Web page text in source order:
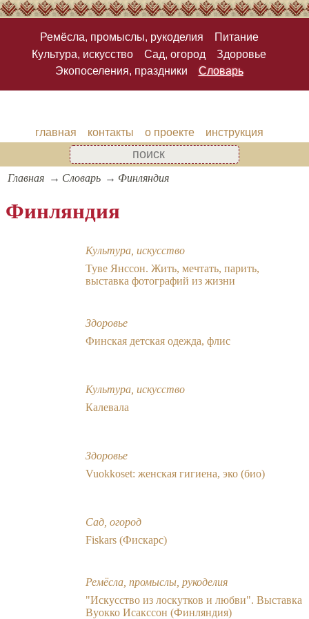
Ремёсла, промыслы, рукоделия
Питание
Культура, искусство
Сад, огород
Здоровье
Экопоселения, праздники
Словарь
главная контакты о проекте инструкция
Главная Словарь Финляндия
Финляндия
Культура, искусство
Туве Янссон. Жить, мечтать, парить,
выставка фотографий из жизни
Здоровье
Финская детская одежда, флис
Культура, искусство
Калевала
Здоровье
Vuokkoset: женская гигиена, эко (био)
Сад, огород
Fiskars (Фискарс)
Ремёсла, промыслы, рукоделия
"Искусство из лоскутков и любви". Выставка
Вуокко Исакссон (Финляндия)